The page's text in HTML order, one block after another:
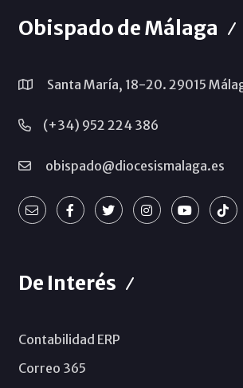
Obispado de Málaga
Santa María, 18-20. 29015
(+34) 952 224 386
obispado@diocesismalaga.es
De Interés
Contabilidad ERP
Correo 365